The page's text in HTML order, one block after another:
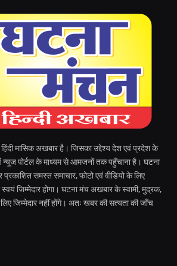
हिंदी मासिक अखबार है। जिसका उद्देश्य देश एवं प्रदेश के
पोर्टल के माध्यम से आमजनों तक पहुँचाना है। घटना
समस्त समाचार, फोटो एवं वीडियो के लिए
जिम्मेदार होगा। घटना मंच अखबार के स्वामी, मुद्रक,
जिम्मेदार नहीं होंगे। अतः खबर की सत्यता की जाँच